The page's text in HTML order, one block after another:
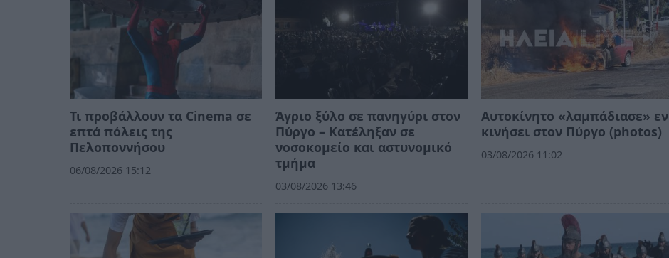
Τι προβάλλουν τα Cinema σε
επτά πόλεις της
Πελοποννήσου
06/08/2026 15:12
Άγριο ξύλο σε πανηγύρι στον
Πύργο – Κατέληξαν σε
νοσοκομείο και αστυνομικό
τμήμα
03/08/2026 13:46
Αυτοκίνητο «λαμπάδιασε» εν
κινήσει στον Πύργο (photos)
03/08/2026 11:02